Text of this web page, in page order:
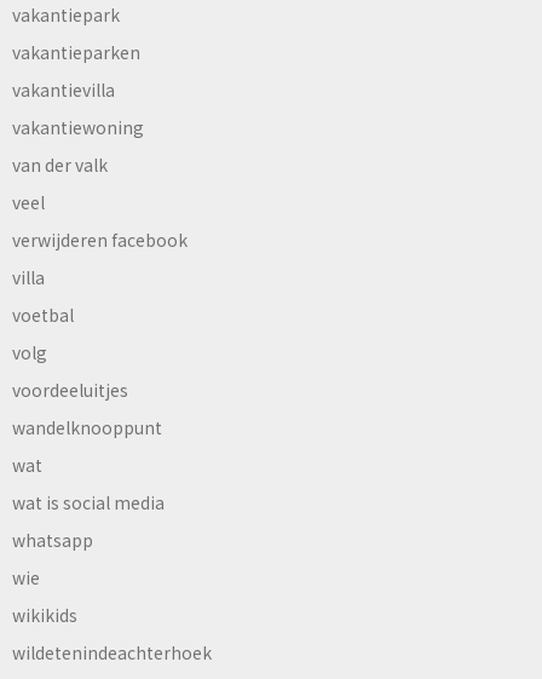
vakantiepark
vakantieparken
vakantievilla
vakantiewoning
van der valk
veel
verwijderen facebook
villa
voetbal
volg
voordeeluitjes
wandelknooppunt
wat
wat is social media
whatsapp
wie
wikikids
wildetenindeachterhoek